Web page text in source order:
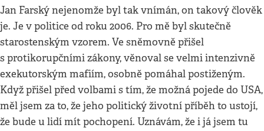
Jan Farský nejenomže byl tak vnímán, on takový člověk
je. Je v politice od roku 2006. Pro mě byl skutečně
starostenským vzorem. Ve sněmovně přišel
s protikorupčními zákony, věnoval se velmi intenzivně
exekutorským mafiím, osobně pomáhal postiženým.
Když přišel před volbami s tím, že možná pojede do USA,
měl jsem za to, že jeho politický životní příběh to ustojí,
že bude u lidí mít pochopení. Uznávám, že i já jsem tu